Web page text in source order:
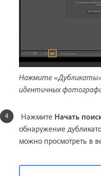
Нажмите «Дубликаты»
идентичных
Нажмите Начать
обнаружение
можно просмотреть в